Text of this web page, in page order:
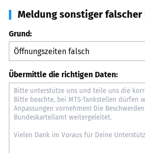
Meldung sonstiger falscher
Grund:
Übermittle die richtigen Daten: